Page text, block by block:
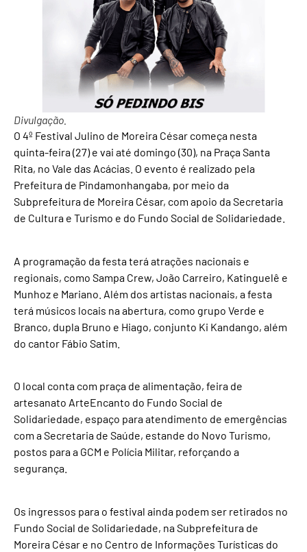
Divulgação.
O 4º Festival Julino de Moreira César começa nesta
quinta-feira (27) e vai até domingo (30), na Praça Santa
Rita, no Vale das Acácias. O evento é realizado pela
Prefeitura de Pindamonhangaba, por meio da
Subprefeitura de Moreira César, com apoio da Secretaria
de Cultura e Turismo e do Fundo Social de Solidariedade.
A programação da festa terá atrações nacionais e
regionais, como Sampa Crew, João Carreiro, Katinguelê e
Munhoz e Mariano. Além dos artistas nacionais, a festa
terá músicos locais na abertura, como grupo Verde e
Branco, dupla Bruno e Hiago, conjunto Ki Kandango, além
do cantor Fábio Satim.
O local conta com praça de alimentação, feira de
artesanato ArteEncanto do Fundo Social de
Solidariedade, espaço para atendimento de emergências
com a Secretaria de Saúde, estande do Novo Turismo,
postos para a GCM e Polícia Militar, reforçando a
segurança.
Os ingressos para o festival ainda podem ser retirados no
Fundo Social de Solidariedade, na Subprefeitura de
Moreira César e no Centro de Informações Turísticas do